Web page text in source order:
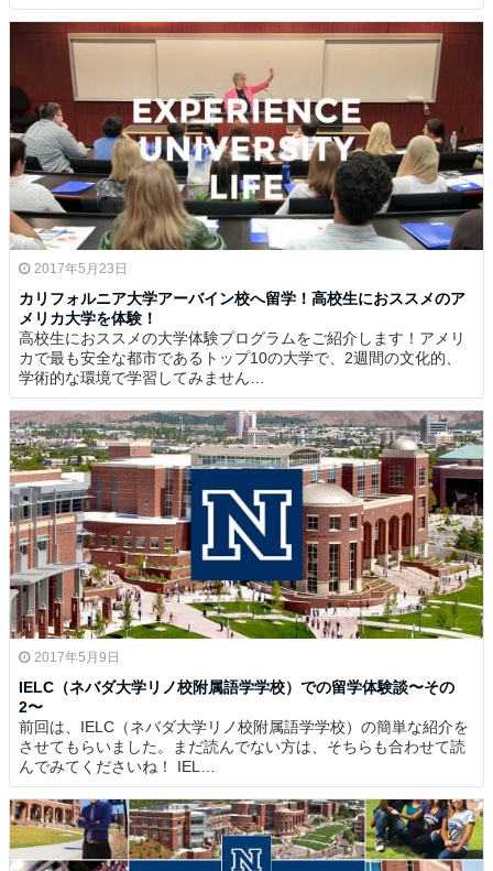
2017年5月23日
カリフォルニア大学アーバイン校へ留学！高校生におススメのア
メリカ大学を体験！
高校生におススメの大学体験プログラムをご紹介します！アメリ
カで最も安全な都市であるトップ10の大学で、2週間の文化的、
学術的な環境で学習してみません…
2017年5月9日
IELC（ネバダ大学リノ校附属語学学校）での留学体験談〜その
2〜
前回は、IELC（ネバダ大学リノ校附属語学学校）の簡単な紹介を
させてもらいました。まだ読んでない方は、そちらも合わせて読
んでみてくださいね！ IEL…